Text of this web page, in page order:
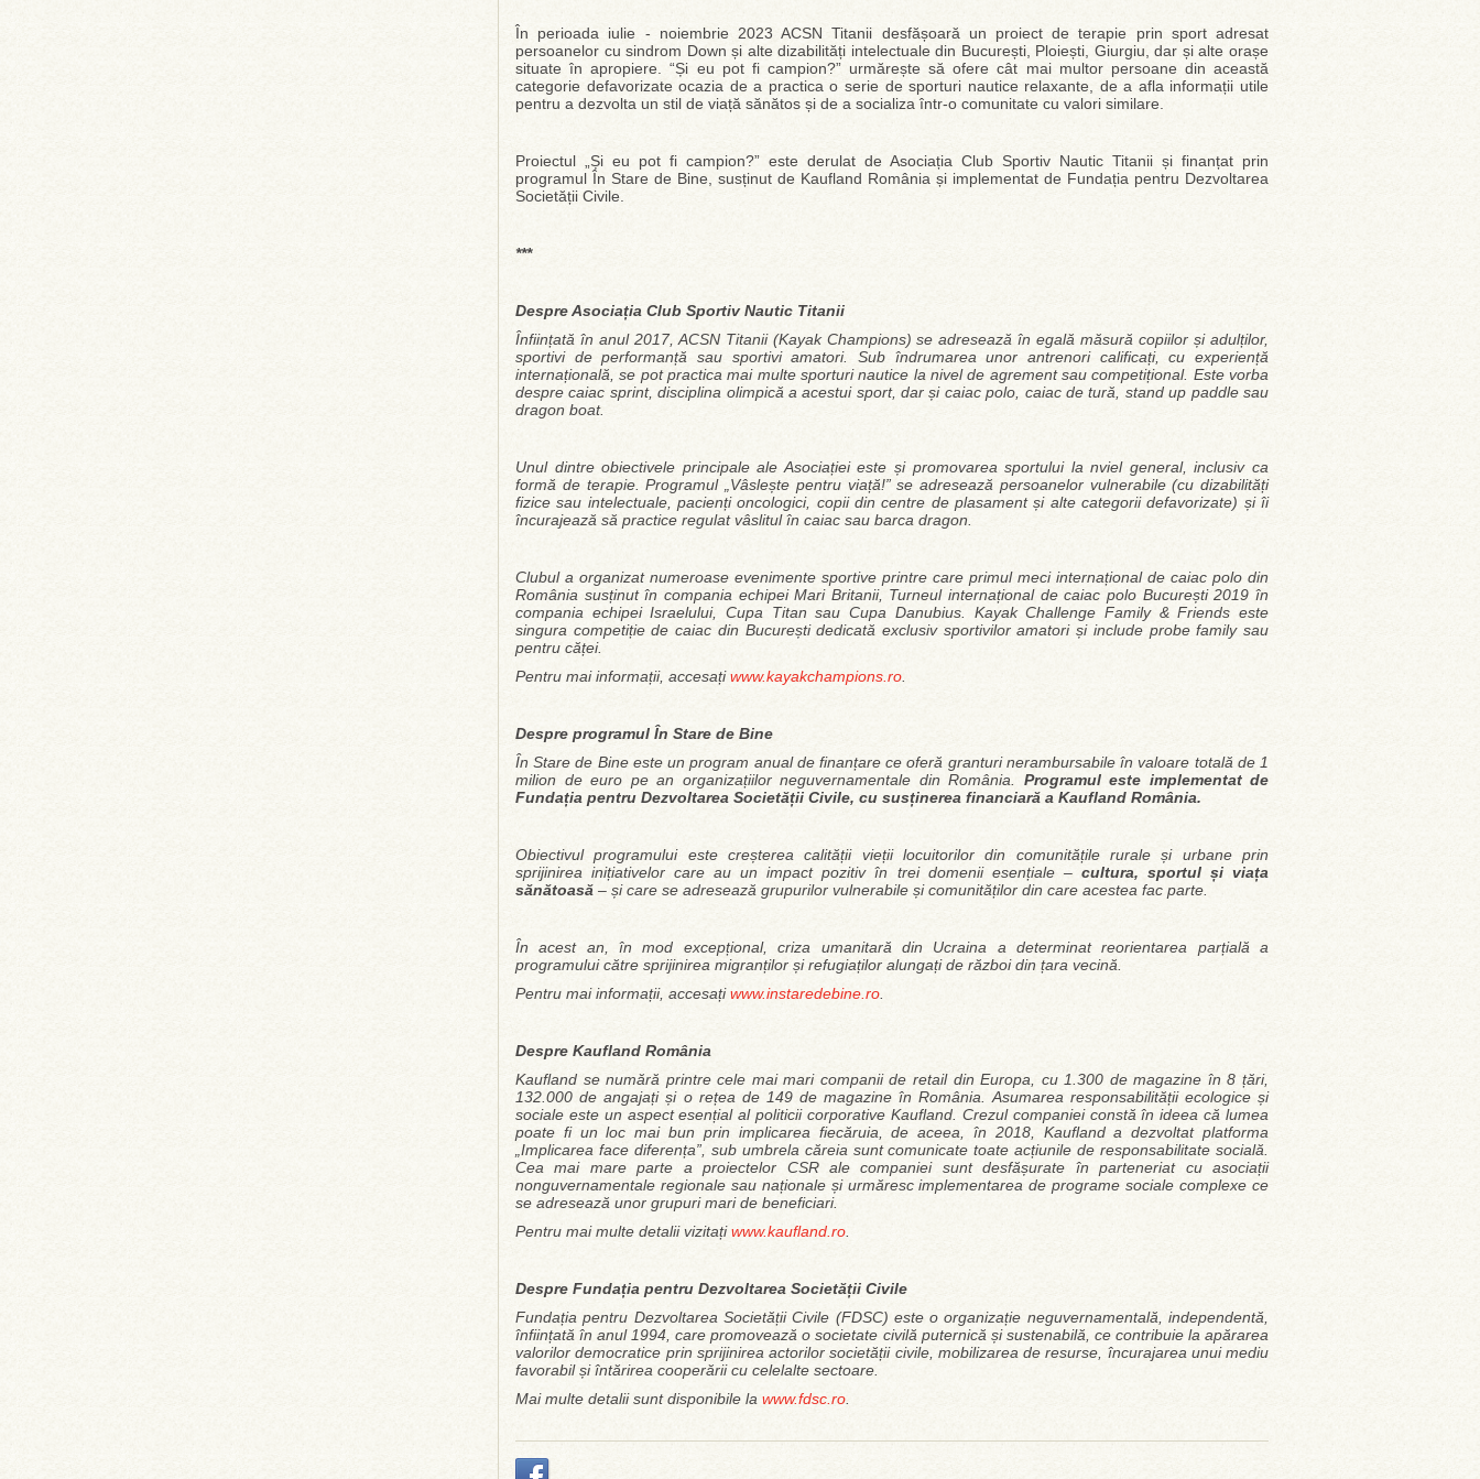
În perioada iulie - noiembrie 2023 ACSN Titanii desfășoară un proiect de terapie prin sport adresat
persoanelor cu sindrom Down și alte dizabilități intelectuale din București, Ploiești, Giurgiu, dar și alte orașe
situate în apropiere. “Și eu pot fi campion?” urmărește să ofere cât mai multor persoane din această
categorie defavorizate ocazia de a practica o serie de sporturi nautice relaxante, de a afla informații utile
pentru a dezvolta un stil de viață sănătos și de a socializa într-o comunitate cu valori similare.
Proiectul „Și eu pot fi campion?” este derulat de Asociația Club Sportiv Nautic Titanii și finanțat prin
programul În Stare de Bine, susținut de Kaufland România și implementat de Fundația pentru Dezvoltarea
Societății Civile.
***
Despre Asociația Club Sportiv Nautic Titanii
Înființată în anul 2017, ACSN Titanii (Kayak Champions) se adresează în egală măsură copiilor și adulților,
sportivi de performanță sau sportivi amatori. Sub îndrumarea unor antrenori calificați, cu experiență
internațională, se pot practica mai multe sporturi nautice la nivel de agrement sau competițional. Este vorba
despre caiac sprint, disciplina olimpică a acestui sport, dar și caiac polo, caiac de tură, stand up paddle sau
dragon boat.
Unul dintre obiectivele principale ale Asociației este și promovarea sportului la nviel general, inclusiv ca
formă de terapie. Programul „Vâslește pentru viață!” se adresează persoanelor vulnerabile (cu dizabilități
fizice sau intelectuale, pacienți oncologici, copii din centre de plasament și alte categorii defavorizate) și îi
încurajează să practice regulat vâslitul în caiac sau barca dragon.
Clubul a organizat numeroase evenimente sportive printre care primul meci internațional de caiac polo din
România susținut în compania echipei Mari Britanii, Turneul internațional de caiac polo București 2019 în
compania echipei Israelului, Cupa Titan sau Cupa Danubius. Kayak Challenge Family & Friends este
singura competiție de caiac din București dedicată exclusiv sportivilor amatori și include probe family sau
pentru căței.
Pentru mai informații, accesațiwww.kayakchampions.ro
Despre programul În Stare de Bine
În Stare de Bine este un program anual de finanțare ce oferă granturi nerambursabile în valoare totală de 1
milion de euro pe an organizațiilor neguvernamentale din România. Programul este implementat de
Fundația pentru Dezvoltarea Societății Civile, cu susținerea financiară a Kaufland România.
Obiectivul programului este creșterea calității vieții locuitorilor din comunitățile rurale și urbane prin
sprijinirea inițiativelor care au un impact pozitiv în trei domenii esențiale – cultura, sportul și viața
sănătoasă – și care se adresează grupurilor vulnerabile și comunităților din care acestea fac parte.
În acest an, în mod excepțional, criza umanitară din Ucraina a determinat reorientarea parțială a
programului către sprijinirea migranților și refugiaților alungați de război din țara vecină.
Pentru mai informații, accesațiwww.instaredebine.ro
Despre Kaufland România
Kaufland se numără printre cele mai mari companii de retail din Europa, cu 1.300 de magazine în 8 țări,
132.000 de angajați și o rețea de 149 de magazine în România. Asumarea responsabilității ecologice și
sociale este un aspect esențial al politicii corporative Kaufland. Crezul companiei constă în ideea că lumea
poate fi un loc mai bun prin implicarea fiecăruia, de aceea, în 2018, Kaufland a dezvoltat platforma
„Implicarea face diferența”, sub umbrela căreia sunt comunicate toate acțiunile de responsabilitate socială.
Cea mai mare parte a proiectelor CSR ale companiei sunt desfășurate în parteneriat cu asociații
nonguvernamentale regionale sau naționale și urmăresc implementarea de programe sociale complexe ce
se adresează unor grupuri mari de beneficiari.
Pentru mai multe detalii vizitațiwww.kaufland.ro
Despre Fundația pentru Dezvoltarea Societății Civile
Fundația pentru Dezvoltarea Societății Civile (FDSC) este o organizație neguvernamentală, independentă,
înființată în anul 1994, care promovează o societate civilă puternică și sustenabilă, ce contribuie la apărarea
valorilor democratice prin sprijinirea actorilor societății civile, mobilizarea de resurse, încurajarea unui mediu
favorabil și întărirea cooperării cu celelalte sectoare.
Mai multe detalii sunt disponibile la www.fdsc.ro